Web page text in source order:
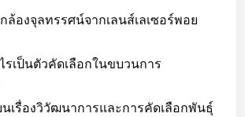
ล้องจุลทรรศน์จากเลนส์เลเซอร์พอย
รเป็นตัวคัดเลือกในขบวนการ
นเรื่องวิวัฒนาการและการคัดเลือกพันธุ์